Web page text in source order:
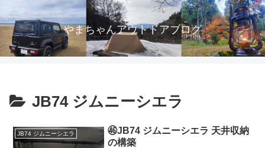
やまちゃんアウトドアブログ
JB74 ジムニーシエラ
JB74 ジムニーシエラ
㊻JB74 ジムニーシエラ 天井収納
の構築